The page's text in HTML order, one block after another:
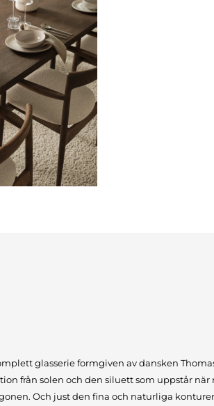
glasserie formgiven av dansken
från solen och den siluett som uppstår
Och just den fina och naturliga